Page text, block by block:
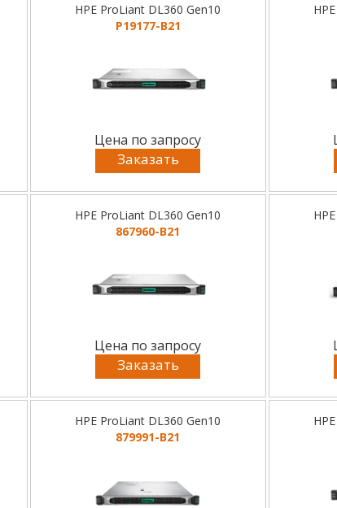
HPE ProLiant DL360 Gen10
P19177-B21
Цена по запросу
Заказать
HPE ProLiant DL360 Gen10
867960-B21
Цена по запросу
Заказать
HPE ProLiant DL360 Gen10
879991-B21